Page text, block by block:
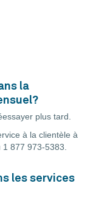
la
plus tard.
à la clientèle à
877 973-5383.
les services